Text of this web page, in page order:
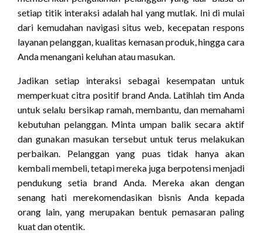
setiap titik interaksi adalah hal yang mutlak. Ini di mulai
dari kemudahan navigasi situs web, kecepatan respons
layanan pelanggan, kualitas kemasan produk, hingga cara
Anda menangani keluhan atau masukan.
Jadikan setiap interaksi sebagai kesempatan untuk
memperkuat citra positif brand Anda. Latihlah tim Anda
untuk selalu bersikap ramah, membantu, dan memahami
kebutuhan pelanggan. Minta umpan balik secara aktif
dan gunakan masukan tersebut untuk terus melakukan
perbaikan. Pelanggan yang puas tidak hanya akan
kembali membeli, tetapi mereka juga berpotensi menjadi
pendukung setia brand Anda. Mereka akan dengan
senang hati merekomendasikan bisnis Anda kepada
orang lain, yang merupakan bentuk pemasaran paling
kuat dan otentik.